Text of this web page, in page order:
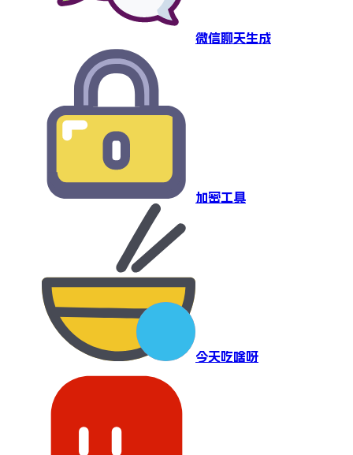
微信聊天生成
加密工具
今天吃啥呀